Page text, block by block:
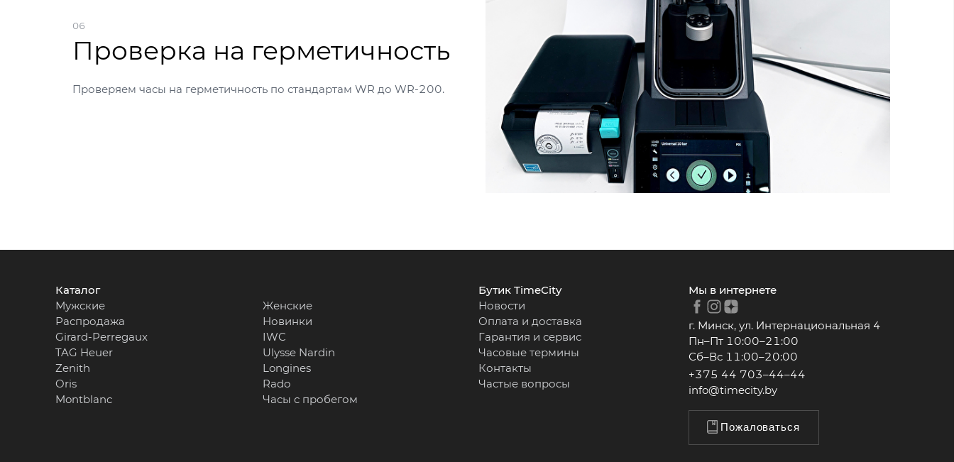
06
Проверка на герметичность
Проверяем часы на герметичность по стандартам WR до WR-200.
Каталог
Мужские
Женские
Распродажа
Новинки
Girard-Perregaux
IWC
TAG Heuer
Ulysse Nardin
Zenith
Longines
Oris
Rado
Montblanc
Часы с пробегом
Бутик TimeCity
Новости
Оплата и доставка
Гарантия и сервис
Часовые термины
Контакты
Частые вопросы
Мы в интернете
г. Минск, ул. Интернациональная 4
Пн–Пт 10:00–21:00
Сб–Вс 11:00–20:00
+375 44 703–44–44
info@timecity.by
Пожаловаться